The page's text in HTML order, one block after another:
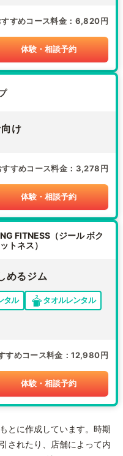
すすめコース料金 6,820円
体験・相談予約
け
すすめコース料金 3,278円
体験・相談予約
FITNESS（ジール ボク
トネス）
めるジム
タル
タオルレンタル
すめコース料金 12,980円
体験・相談予約
とに作成しています。時期
されたり、店舗によって内